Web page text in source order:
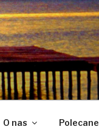
O nas Polecane